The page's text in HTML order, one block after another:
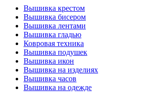
Вышивка крестом
Вышивка бисером
Вышивка лентами
Вышивка гладью
Ковровая техника
Вышивка подушек
Вышивка икон
Вышивка на изделиях
Вышивка часов
Вышивка на одежде